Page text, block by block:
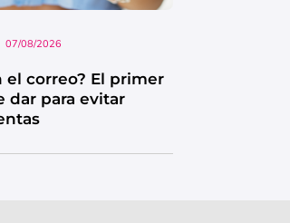
07/08/2026
el correo? El primer
dar para evitar